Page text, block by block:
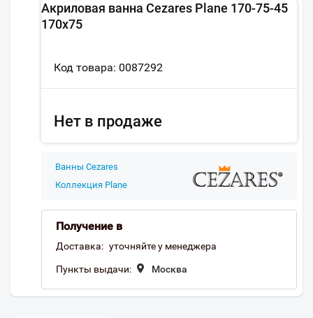
Акриловая ванна Cezares Plane 170-75-45
170х75
Код товара: 0087292
Нет в продаже
Ванны Cezares
Коллекция Plane
Получение в
Доставка: уточняйте у менеджера
Пункты выдачи: Москва